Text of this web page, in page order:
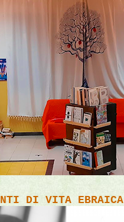
DI VITA